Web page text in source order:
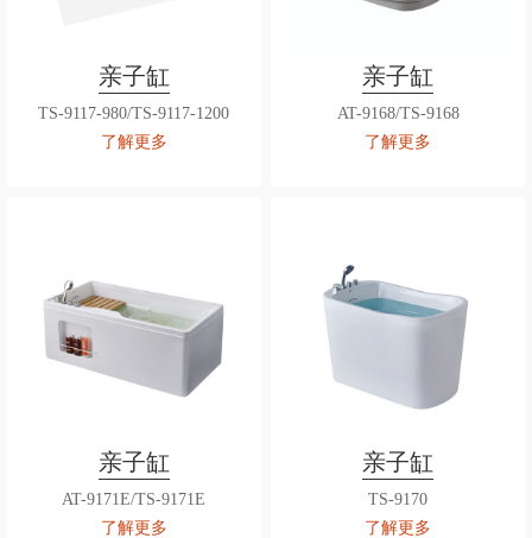
亲子缸
TS-9117-980/TS-9117-1200
了解更多
亲子缸
AT-9168/TS-9168
了解更多
亲子缸
AT-9171E/TS-9171E
了解更多
亲子缸
TS-9170
了解更多